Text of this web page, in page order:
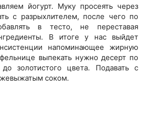
йогурт. Муку просеять через
с разрыхлителем, после чего по
в тесто, не переставая
В итоге у нас выйдет
напоминающее жирную
выпекать нужно десерт по
золотистого цвета. Подавать с
соком.